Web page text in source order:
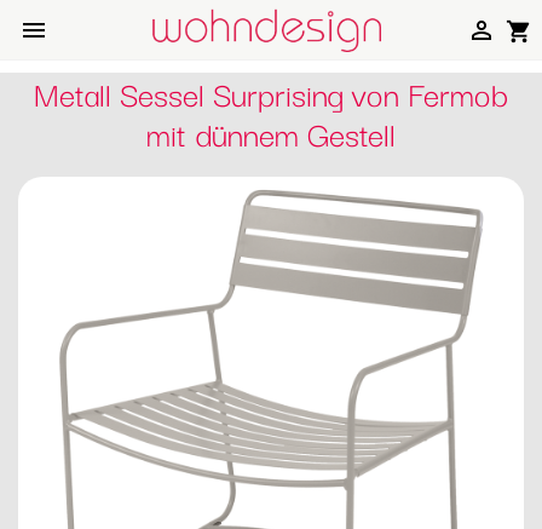
 shopping_cart

Metall Sessel Surprising von Fermob
mit dünnem Gestell